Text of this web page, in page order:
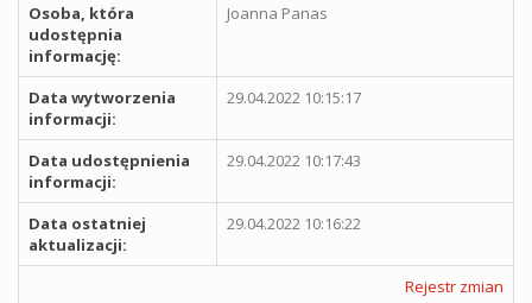
Osoba, która
udostępnia
informację:
Joanna Panas
Data wytworzenia
informacji:
29.04.2022 10:15:17
Data udostępnienia
informacji:
29.04.2022 10:17:43
Data ostatniej
aktualizacji:
29.04.2022 10:16:22
Rejestr zmian